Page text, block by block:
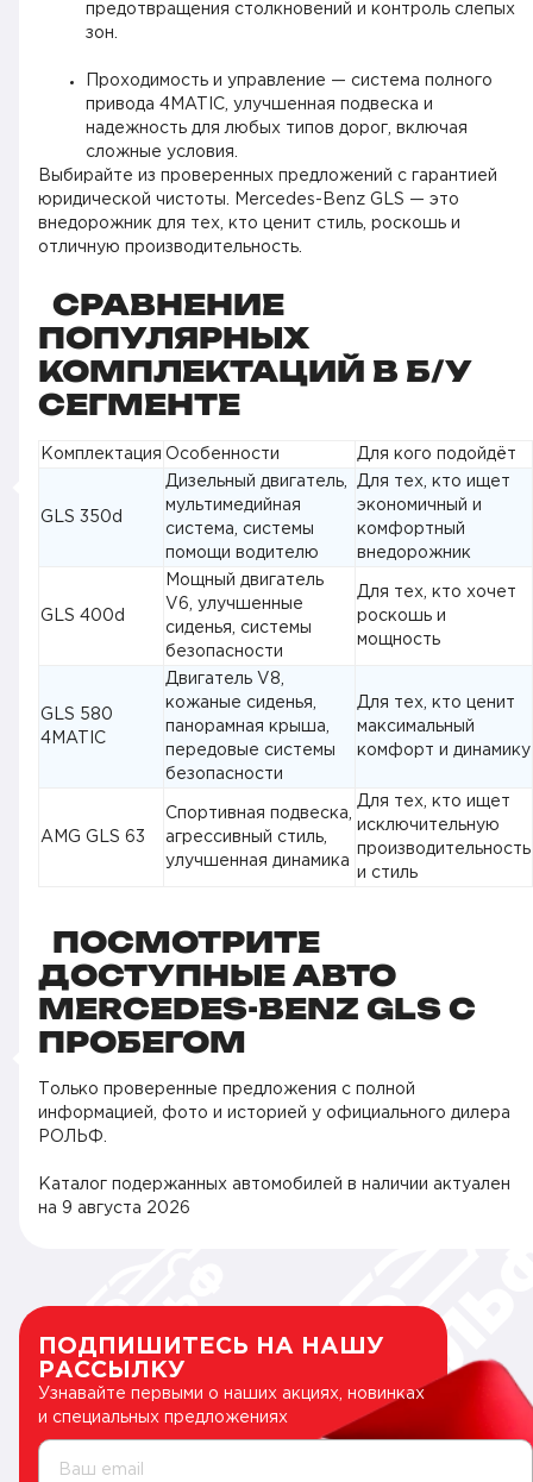
предотвращения столкновений и контроль слепых
зон.
Проходимость и управление — система полного
привода 4MATIC, улучшенная подвеска и
надежность для любых типов дорог, включая
сложные условия.
Выбирайте из проверенных предложений с гарантией
юридической чистоты. Mercedes-Benz GLS — это
внедорожник для тех, кто ценит стиль, роскошь и
отличную производительность.
СРАВНЕНИЕ
ПОПУЛЯРНЫХ
КОМПЛЕКТАЦИЙ В Б/У
СЕГМЕНТЕ
Комплектация Особенности Для кого подойдёт
GLS 350d
Дизельный двигатель,
мультимедийная
система, системы
помощи водителю
Для тех, кто ищет
экономичный и
комфортный
внедорожник
GLS 400d
Мощный двигатель
V6, улучшенные
сиденья, системы
безопасности
Для тех, кто хочет
роскошь и
мощность
GLS 580
4MATIC
Двигатель V8,
кожаные сиденья,
панорамная крыша,
передовые системы
безопасности
Для тех, кто ценит
максимальный
комфорт и динамику
AMG GLS 63
Спортивная подвеска,
агрессивный стиль,
улучшенная динамика
Для тех, кто ищет
исключительную
производительность
и стиль
ПОСМОТРИТЕ
ДОСТУПНЫЕ АВТО
MERCEDES-BENZ GLS С
ПРОБЕГОМ
Только проверенные предложения с полной
информацией, фото и историей у официального дилера
РОЛЬФ.
Каталог подержанных автомобилей в наличии актуален
на 9 августа 2026
ПОДПИШИТЕСЬ НА НАШУ
РАССЫЛКУ
Узнавайте первыми о наших акциях, новинках
и специальных предложениях
Ваш email